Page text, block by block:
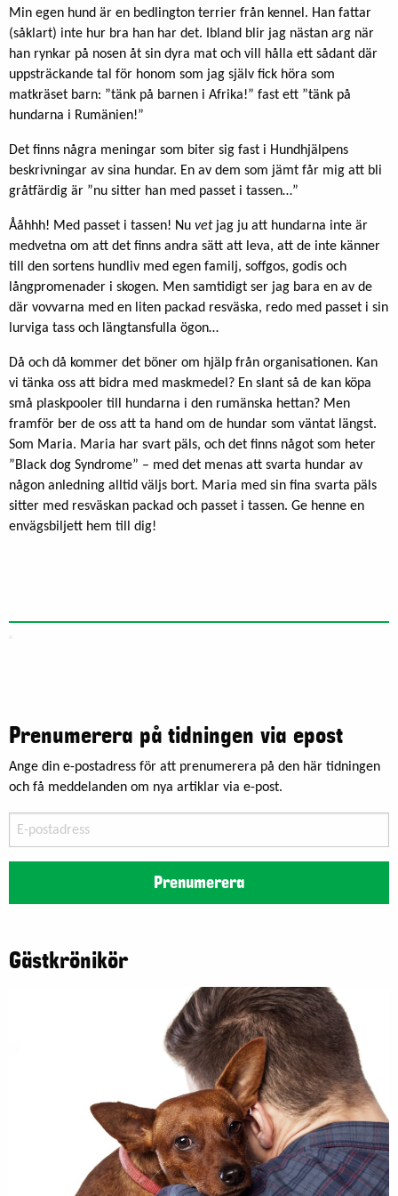
Min egen hund är en bedlington terrier från kennel. Han fattar
(såklart) inte hur bra han har det. Ibland blir jag nästan arg när
han rynkar på nosen åt sin dyra mat och vill hålla ett sådant där
uppsträckande tal för honom som jag själv fick höra som
matkräset barn: ”tänk på barnen i Afrika!” fast ett ”tänk på
hundarna i Rumänien!”
Det finns några meningar som biter sig fast i Hundhjälpens
beskrivningar av sina hundar. En av dem som jämt får mig att bli
gråtfärdig är ”nu sitter han med passet i tassen…”
Ååhhh! Med passet i tassen! Nu vet jag ju att hundarna inte är
medvetna om att det finns andra sätt att leva, att de inte känner
till den sortens hundliv med egen familj, soffgos, godis och
långpromenader i skogen. Men samtidigt ser jag bara en av de
där vovvarna med en liten packad resväska, redo med passet i sin
lurviga tass och längtansfulla ögon…
Då och då kommer det böner om hjälp från organisationen. Kan
vi tänka oss att bidra med maskmedel? En slant så de kan köpa
små plaskpooler till hundarna i den rumänska hettan? Men
framför ber de oss att ta hand om de hundar som väntat längst.
Som Maria. Maria har svart päls, och det finns något som heter
”Black dog Syndrome” – med det menas att svarta hundar av
någon anledning alltid väljs bort. Maria med sin fina svarta päls
sitter med resväskan packad och passet i tassen. Ge henne en
envägsbiljett hem till dig!
Prenumerera på tidningen via epost
Ange din e-postadress för att prenumerera på den här tidningen
och få meddelanden om nya artiklar via e-post.
postadress
Prenumerera
Gästkrönikör